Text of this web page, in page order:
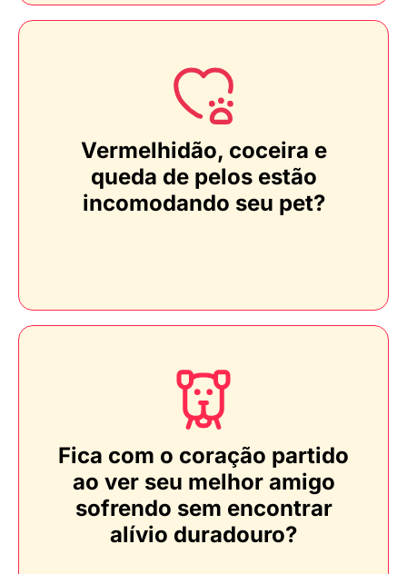
Vermelhidão, coceira e
queda de pelos estão
incomodando seu pet?
Fica com o coração partido
ao ver seu melhor amigo
sofrendo sem encontrar
alívio duradouro?